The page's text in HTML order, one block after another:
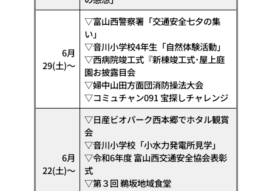
6月
29(土)～
▽富⼭⻄警察署「交通安全七⼣の集
い」
▽⾳川⼩学校4年⽣「⾃然体験活動」
▽⻄病院竣⼯式『新棟竣⼯式･屋上庭
園お披露⽬会
▽婦中⼭⽥⽅⾯団消防操法⼤会
▽コミュチャン091 宝探しチャレンジ
6月
22(土)～
▽日産ビオパーク西本郷でホタル観賞
会
▽音川小学校「小水力発電所見学」
▽令和6年度 富山西交通安全協会表彰
式
▽第３回 鵜坂地域食堂